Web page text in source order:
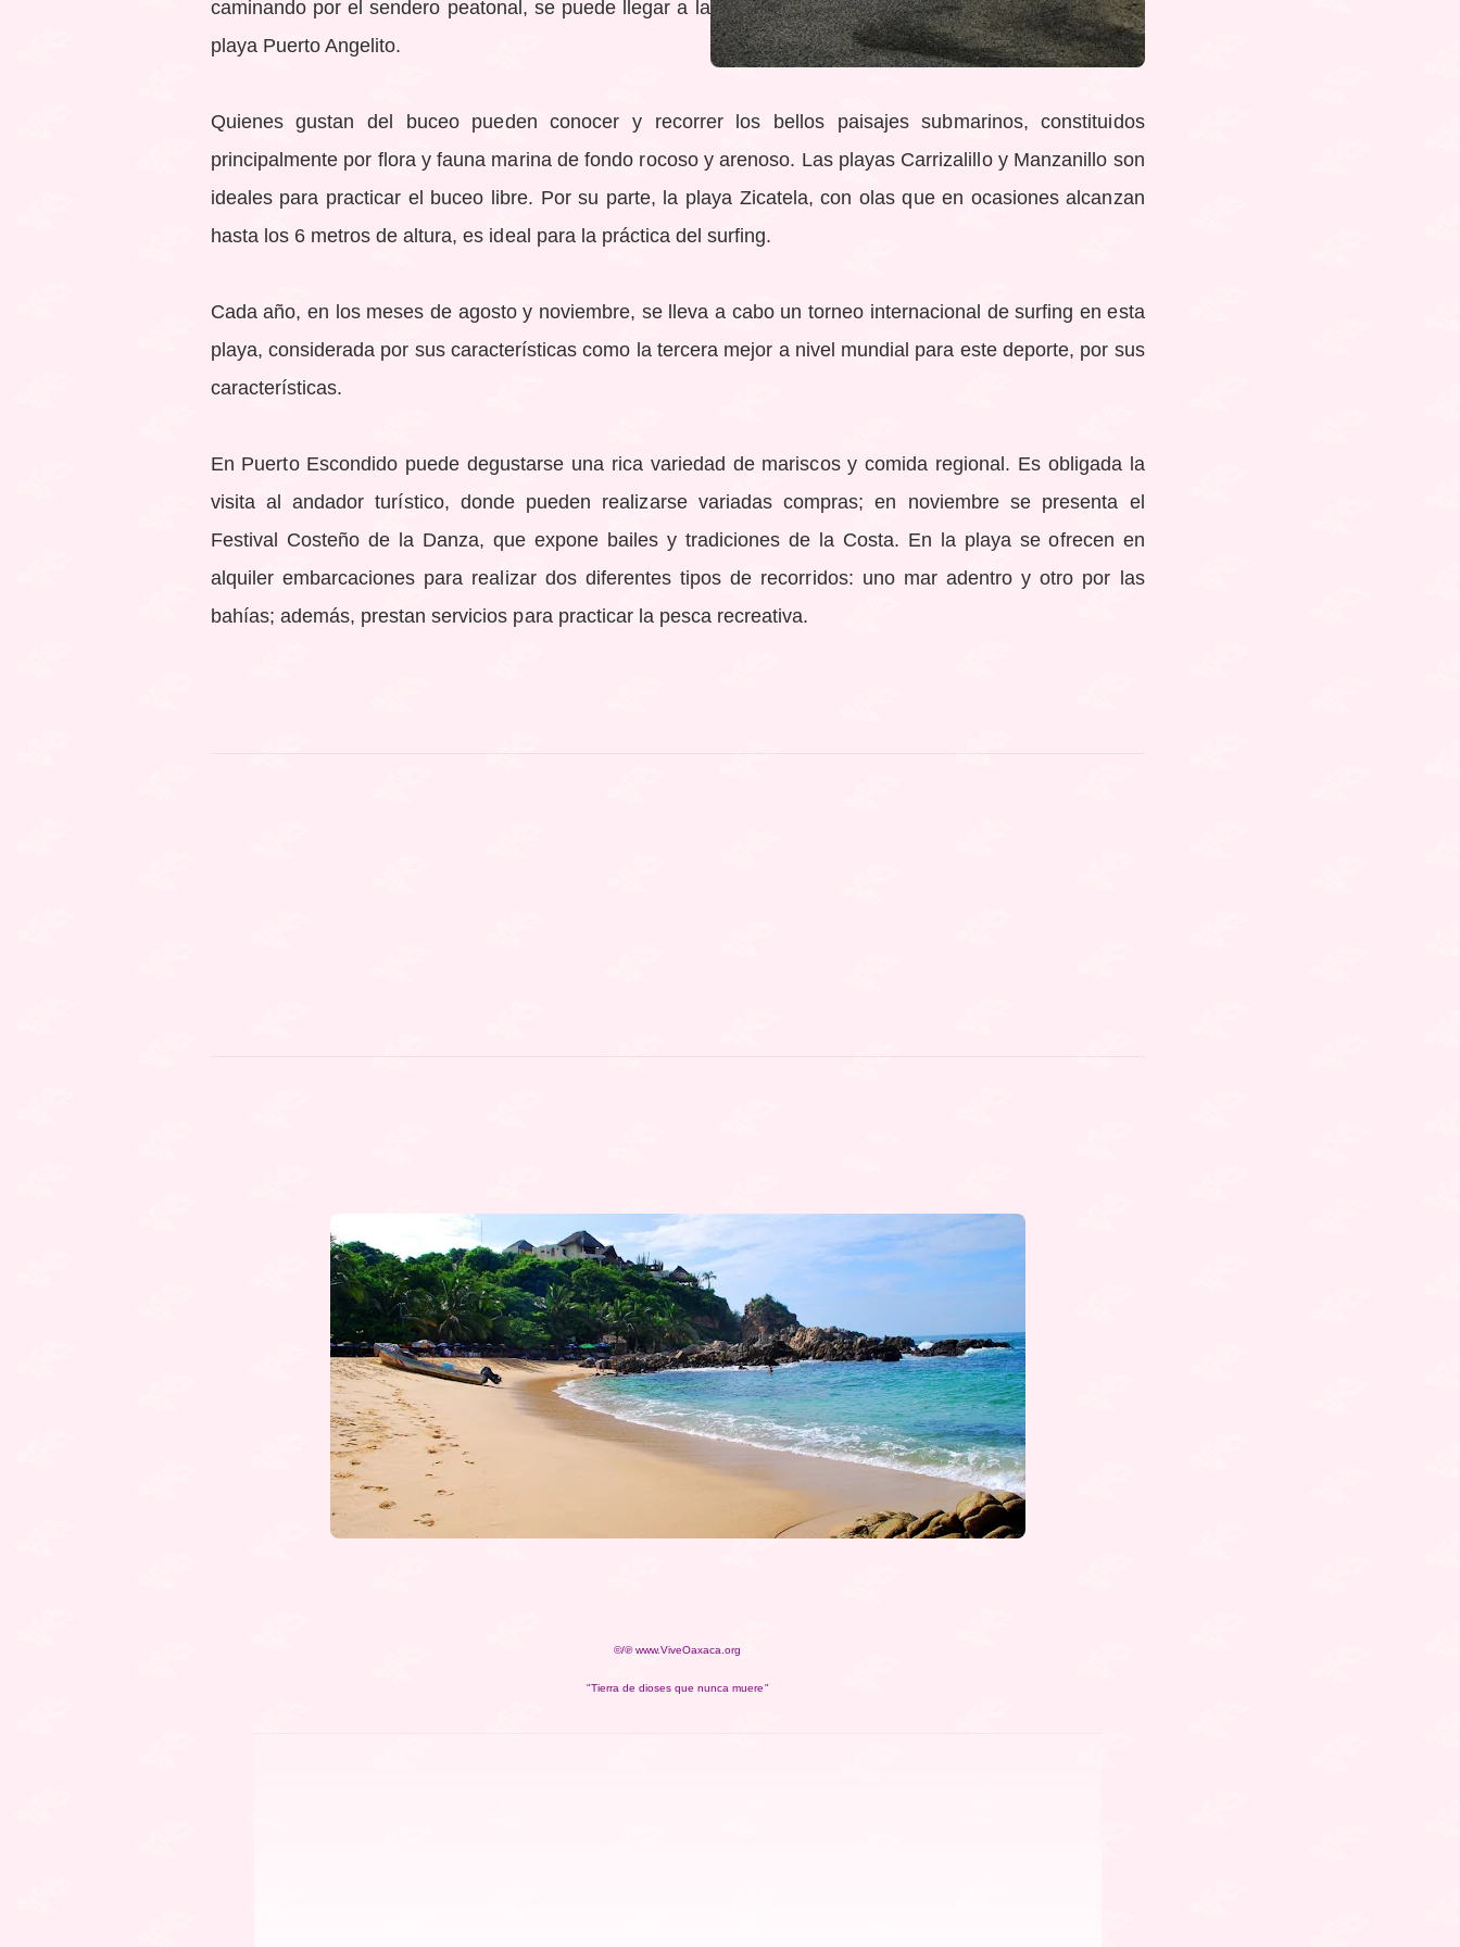
caminando por el sendero peatonal, se puede llegar a la
playa Puerto Angelito.
Quienes gustan del buceo pueden conocer y recorrer los bellos paisajes submarinos, constituidos
principalmente por flora y fauna marina de fondo rocoso y arenoso. Las playas Carrizalillo y Manzanillo son
ideales para practicar el buceo libre. Por su parte, la playa Zicatela, con olas que en ocasiones alcanzan
hasta los 6 metros de altura, es ideal para la práctica del surfing.
Cada año, en los meses de agosto y noviembre, se lleva a cabo un torneo internacional de surfing en esta
playa, considerada por sus características como la tercera mejor a nivel mundial para este deporte, por sus
características.
En Puerto Escondido puede degustarse una rica variedad de mariscos y comida regional. Es obligada la
visita al andador turístico, donde pueden realizarse variadas compras; en noviembre se presenta el
Festival Costeño de la Danza, que expone bailes y tradiciones de la Costa. En la playa se ofrecen en
alquiler embarcaciones para realizar dos diferentes tipos de recorridos: uno mar adentro y otro por las
bahías; además, prestan servicios para practicar la pesca recreativa.
©/℗ www.ViveOaxaca.org
"Tierra de dioses que nunca muere"